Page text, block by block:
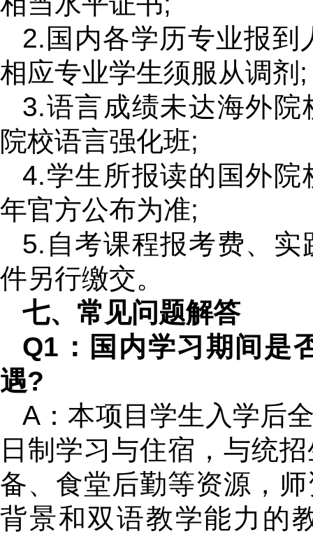
2.国内各学历专业报
相应专业学生须服从调剂;
3.语言成绩未达海外
院校语言强化班;
4.学生所报读的国外
年官方公布为准;
5.自考课程报考费、
件另行缴交。
七、常见问题解答
Q1：国内学习期间是
遇?
A：本项目学生入学后
日制学习与住宿，与统
备、食堂后勤等资源，
背景和双语教学能力的